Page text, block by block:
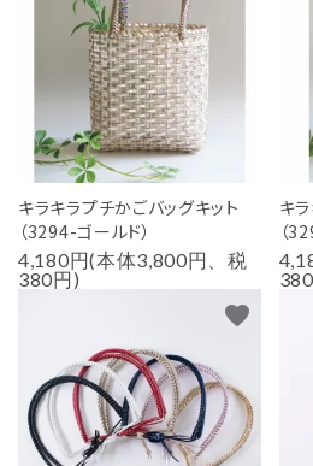
キラキラプチかごバッグキット
（3294-ゴールド）
4,180円(本体3,800円、税
380円)
キ
（
favorite